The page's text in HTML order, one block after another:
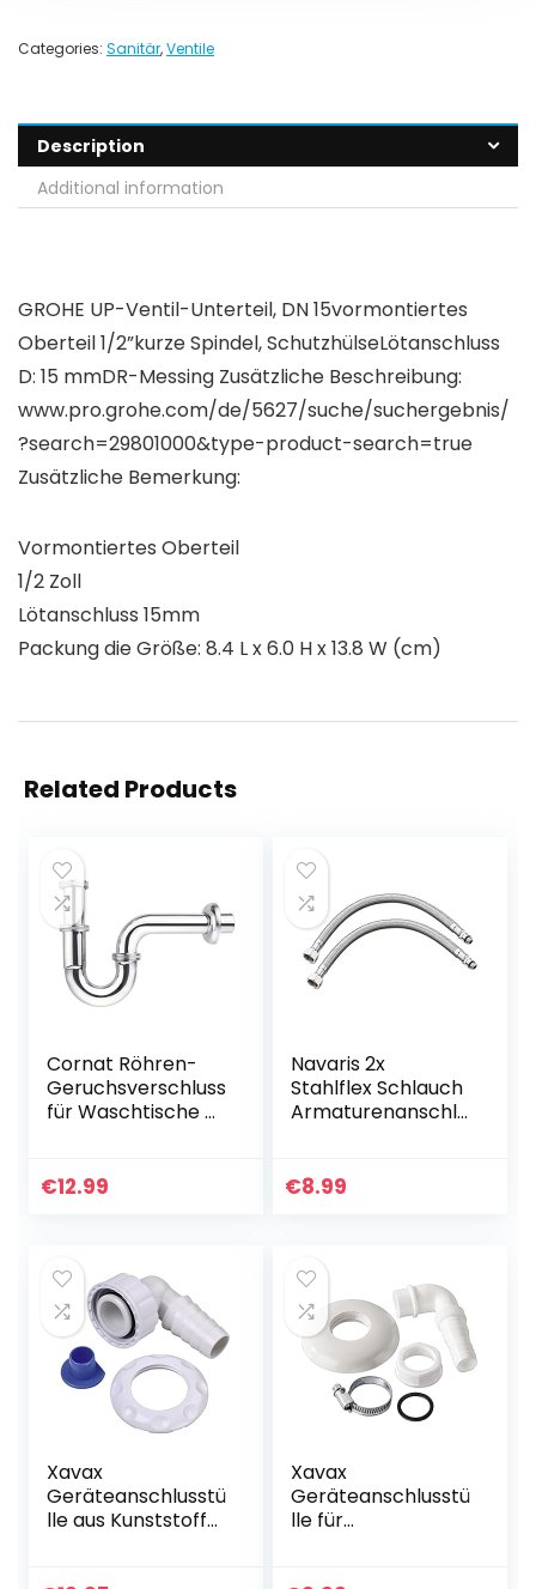
Categories: Sanitär,Ventile
Description
Additional information
GROHE UP-Ventil-Unterteil, DN 15vormontiertes
Oberteil 1/2”kurze Spindel, SchutzhülseLötanschluss
D: 15 mmDR-Messing Zusätzliche Beschreibung:
www.pro.grohe.com/de/5627/suche/suchergebnis/
?search=29801000&type-product-search=true
Zusätzliche Bemerkung:
Vormontiertes Oberteil
1/2 Zoll
Lötanschluss 15mm
Packung die Größe: 8.4 L x 6.0 H x 13.8 W (cm)
Related Products
Cornat Röhren-
Geruchsverschluss
für Waschtische –
– Pflegeleicht &
/
Ablaufverbindung
/ T317505
€12.99
Navaris 2x
Stahlflex Schlauch
Armaturenanschlu
Wasserhahn
Verbindungsschlau
ch
€8.99
Xavax
Geräteanschlusstü
lle aus Kunststoff
Xavax
Geräteanschlusstü
lle für